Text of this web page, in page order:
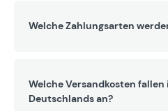
Welche Zahlungsarten
Welche Versandkosten
Deutschlands an?